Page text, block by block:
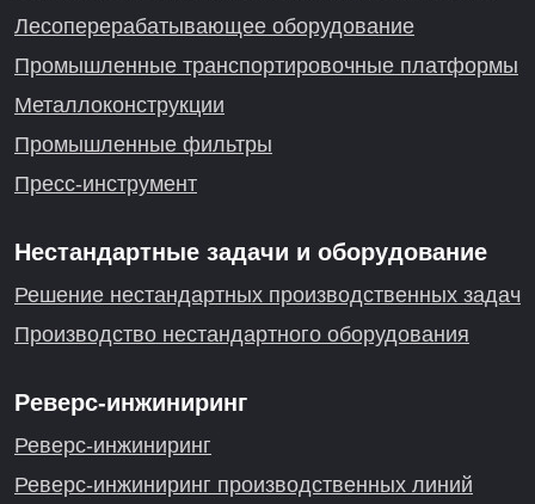
Лесоперерабатывающее оборудование
Промышленные транспортировочные платформы
Металлоконструкции
Промышленные фильтры
Пресс-инструмент
Нестандартные задачи и оборудование
Решение нестандартных производственных задач
Производство нестандартного оборудования
Реверс-инжиниринг
Реверс-инжиниринг
Реверс-инжиниринг производственных линий